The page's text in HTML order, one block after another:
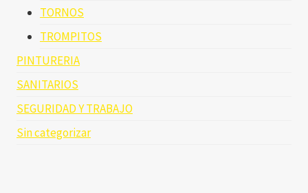
TORNOS
TROMPITOS
PINTURERIA
SANITARIOS
SEGURIDAD Y TRABAJO
Sin categorizar